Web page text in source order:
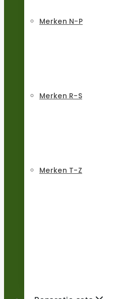
Merken N-P
Merken R-S
Merken T-Z